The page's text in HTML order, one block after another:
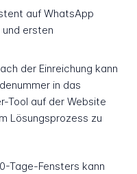
auf WhatsApp
ersten
der Einreichung kann
in das
Tool auf der Website
Lösungsprozess zu
Tage-Fensters kann